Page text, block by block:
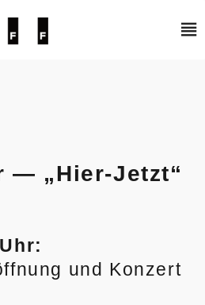
— „Hier-Jetzt“
und Konzert